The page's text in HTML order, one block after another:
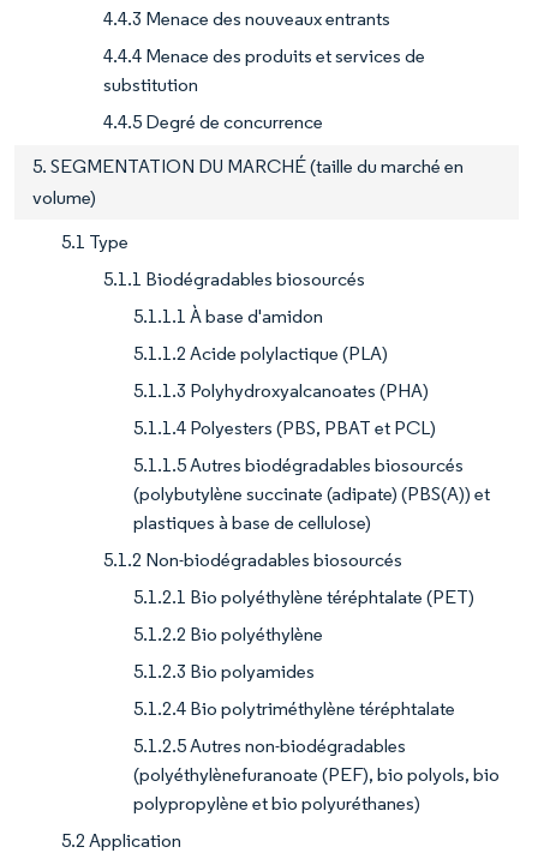
4.4.3 Menace des nouveaux entrants
4.4.4 Menace des produits et services de
substitution
4.4.5 Degré de concurrence
5. SEGMENTATION DU MARCHÉ (taille du marché en
volume)
5.1 Type
5.1.1 Biodégradables biosourcés
5.1.1.1 À base d'amidon
5.1.1.2 Acide polylactique (PLA)
5.1.1.3 Polyhydroxyalcanoates (PHA)
5.1.1.4 Polyesters (PBS, PBAT et PCL)
5.1.1.5 Autres biodégradables biosourcés
(polybutylène succinate (adipate) (PBS(A)) et
plastiques à base de cellulose)
5.1.2 Non-biodégradables biosourcés
5.1.2.1 Bio polyéthylène téréphtalate (PET)
5.1.2.2 Bio polyéthylène
5.1.2.3 Bio polyamides
5.1.2.4 Bio polytriméthylène téréphtalate
5.1.2.5 Autres non-biodégradables
(polyéthylènefuranoate (PEF), bio polyols, bio
polypropylène et bio polyuréthanes)
5.2 Application